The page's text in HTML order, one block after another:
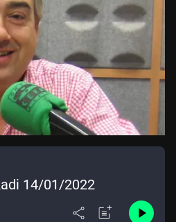
14/01/2022